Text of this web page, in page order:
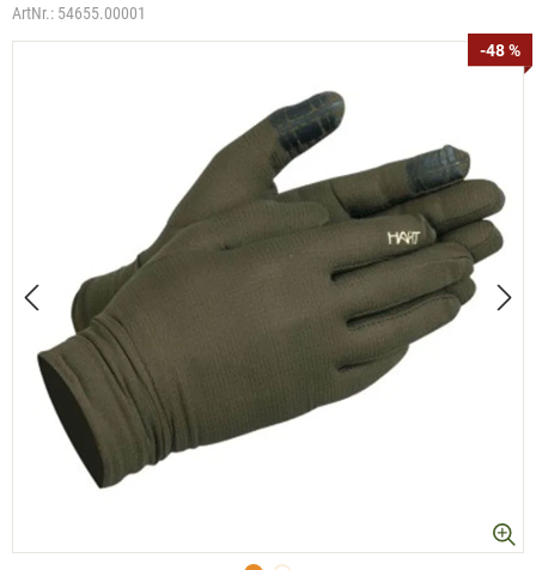
ArtNr.: 54655.00001
-48 %